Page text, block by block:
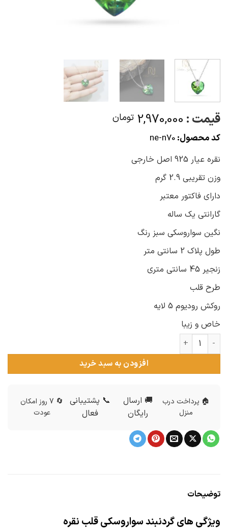
قیمت : 2,970,000 تومان
کد محصول:ne-n70
نقره عیار 925 اصل خارجی
وزن تقریبی 2.9 گرم
دارای فاکتور معتبر
گارانتی یک ساله
نگین سواروسکی سبز رنگ
طول پلاک 2 سانتی متر
زنجیر 45 سانتی متری
طرح قلب
روکش رودیوم 5 لایه
خاص و زیبا
گردنبند نقره سواروسکی مدل قلب عدد
افزودن به سبد خرید
🏠 پرداخت درب
منزل
🚚 ارسال
رایگان
📞 پشتیبانی
فعال
🔄 7 روز امکان
عودت
توضیحات
ویژگی های گردنبند سواروسکی قلب نقره